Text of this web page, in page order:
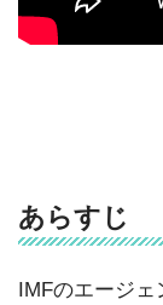
あらすじ
IMFのエージェ